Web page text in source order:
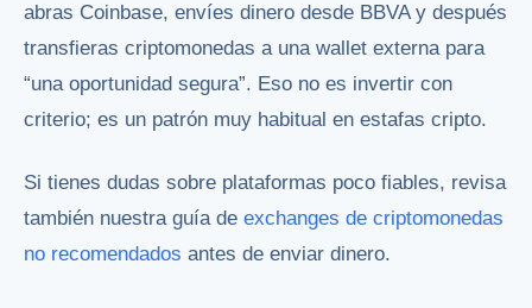
abras Coinbase, envíes dinero desde BBVA y después
transfieras criptomonedas a una wallet externa para
“una oportunidad segura”. Eso no es invertir con
criterio; es un patrón muy habitual en estafas cripto.
Si tienes dudas sobre plataformas poco fiables, revisa
también nuestra guía de exchanges de criptomonedas
no recomendados antes de enviar dinero.